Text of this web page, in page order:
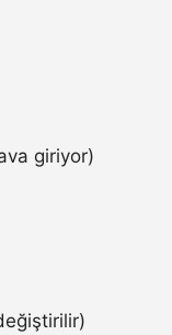
giriyor)